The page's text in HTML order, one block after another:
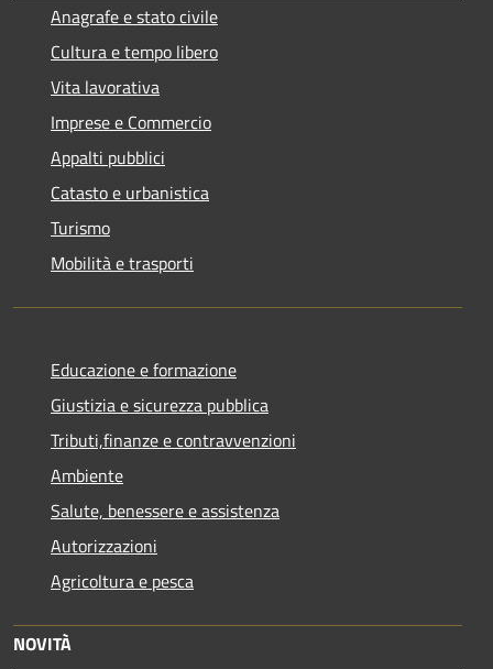
Anagrafe e stato civile
Cultura e tempo libero
Vita lavorativa
Imprese e Commercio
Appalti pubblici
Catasto e urbanistica
Turismo
Mobilità e trasporti
Educazione e formazione
Giustizia e sicurezza pubblica
Tributi,finanze e contravvenzioni
Ambiente
Salute, benessere e assistenza
Autorizzazioni
Agricoltura e pesca
NOVITÀ